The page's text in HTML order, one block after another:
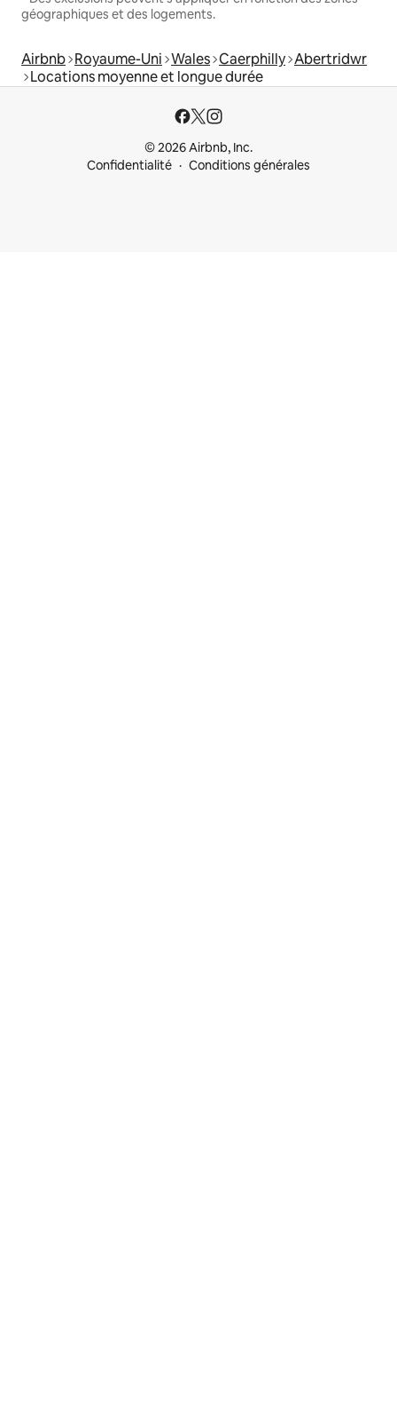
géographiques et des logements.
Airbnb Royaume-Uni Wales Caerphilly Abertridwr
Locations moyenne et longue durée
© 2026 Airbnb, Inc.
Confidentialité
Conditions générales